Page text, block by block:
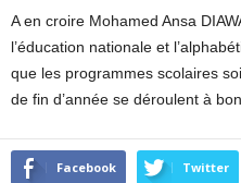
A en croire Mohamed Ansa
l’éducation nationale et
que les programmes scolaires
de fin d’année se déroulent à
Facebook Twitter